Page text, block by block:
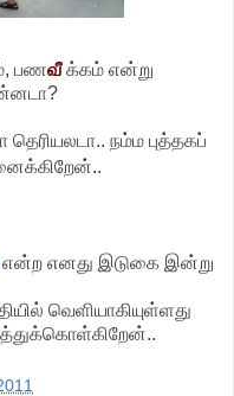
பணவீக்கம் என்று
நம்ம புத்தகப்
என்ற எனது இடுகை இன்று
வெளியாகியுள்ளது